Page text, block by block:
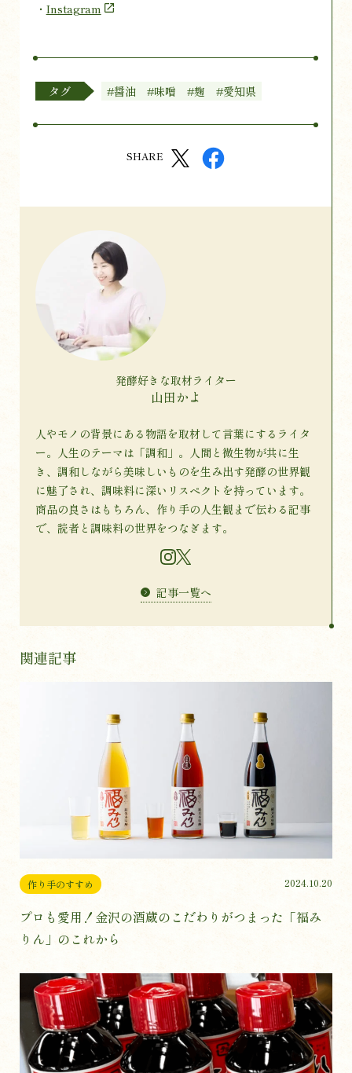
・ Instagram
タグ #醤油 #味噌 #麹 #愛知県
SHARE
発酵好きな取材ライター
山田かよ
人やモノの背景にある物語を取材して言葉にするライタ
ー。人生のテーマは「調和」。人間と微生物が共に生
き、調和しながら美味しいものを生み出す発酵の世界観
に魅了され、調味料に深いリスペクトを持っています。
商品の良さはもちろん、作り手の人生観まで伝わる記事
で、読者と調味料の世界をつなぎます。
記事一覧へ
関連記事
作り手のすすめ 2024.10.20
プロも愛用！金沢の酒蔵のこだわりがつまった「福み
りん」のこれから